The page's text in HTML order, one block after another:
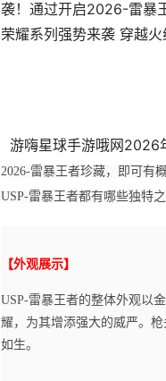
袭！通过开启2026-雷暴
荣耀系列强势来袭 穿越
游嗨星球手游哦网2026
2026-雷暴王者珍藏，即可有
USP-雷暴王者都有哪些独特之
【外观展示】
USP-雷暴王者的整体外观以
耀，为其增添强大的威严。
如生。